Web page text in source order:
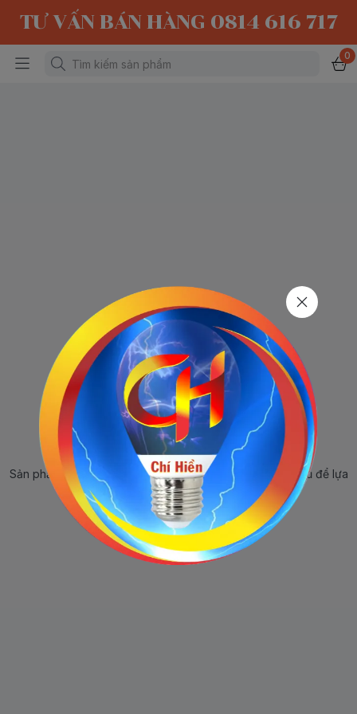
TƯ VẤN BÁN HÀNG 0814 616 717
0
Sản phẩm ngừng bán
Sản phẩm này hiện tại đã ngừng bán. Hãy trở về trang chủ để lựa
chọn sản phẩm khác.
Quay lại trang chủ